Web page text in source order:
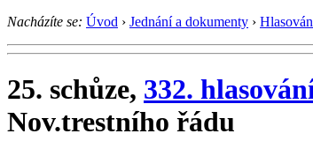
Nacházíte se: Úvod › Jednání a dokumenty ›
25. schůze, 332.
Nov.trestního řádu